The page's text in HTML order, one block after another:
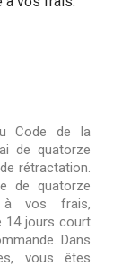
Code de la
de quatorze
rétractation.
de quatorze
à vos frais,
14 jours court
Dans
vous êtes